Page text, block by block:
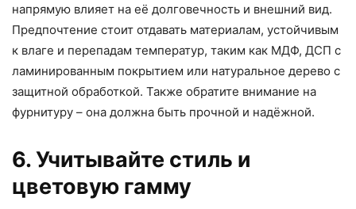
напрямую влияет на её долговечность и внешний вид.
Предпочтение стоит отдавать материалам, устойчивым
к влаге и перепадам температур, таким как МДФ, ДСП с
ламинированным покрытием или натуральное дерево с
защитной обработкой. Также обратите внимание на
фурнитуру – она должна быть прочной и надёжной.
6. Учитывайте стиль и
цветовую гамму